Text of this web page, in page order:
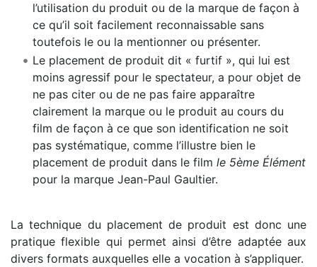
l’utilisation du produit ou de la marque de façon à
ce qu’il soit facilement reconnaissable sans
toutefois le ou la mentionner ou présenter.
Le placement de produit dit « furtif », qui lui est
moins agressif pour le spectateur, a pour objet de
ne pas citer ou de ne pas faire apparaître
clairement la marque ou le produit au cours du
film de façon à ce que son identification ne soit
pas systématique, comme l’illustre bien le
placement de produit dans le film le 5ème Élément
pour la marque Jean-Paul Gaultier.
La technique du placement de produit est donc une
pratique flexible qui permet ainsi d’être adaptée aux
divers formats auxquelles elle a vocation à s’appliquer.